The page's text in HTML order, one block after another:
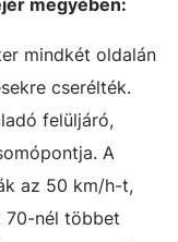
megyében:
mindkét oldalán
cserélték.
felüljáró,
A
az 50 km/h-t,
70-nél többet